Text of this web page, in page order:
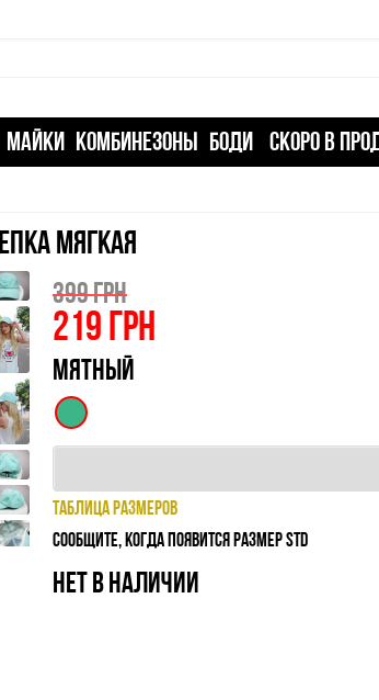
МАЙКИ КОМБИНЕЗОНЫ БОДИ СКОРО В
МЯГКАЯ
399 ГРН
219ГРН
МЯТНЫЙ
ТАБЛИЦА РАЗМЕРОВ
СООБЩИТЕ, КОГДА ПОЯВИТСЯ РАЗМЕР STD
НЕТ В НАЛИЧИИ